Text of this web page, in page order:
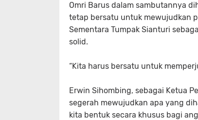
Omri Barus dalam sambutannya
tetap bersatu untuk mewujudkan
Sementara Tumpak Sianturi
solid.
“Kita harus bersatu untuk
Erwin Sihombing, sebagai Ketua
segerah mewujudkan apa yang
kita bentuk secara khusus bagi